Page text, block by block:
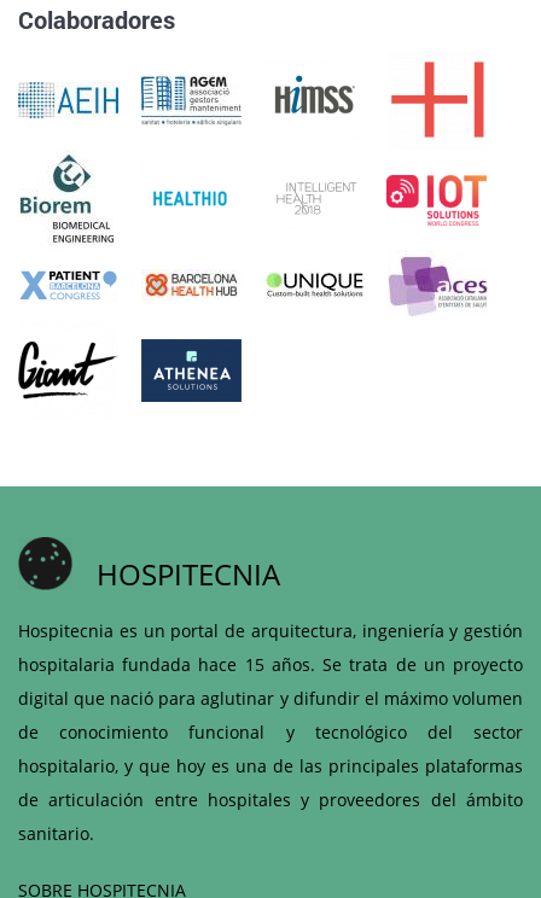
Colaboradores
HOSPITECNIA
Hospitecnia es un portal de arquitectura, ingeniería y gestión
hospitalaria fundada hace 15 años. Se trata de un proyecto
digital que nació para aglutinar y difundir el máximo volumen
de conocimiento funcional y tecnológico del sector
hospitalario, y que hoy es una de las principales plataformas
de articulación entre hospitales y proveedores del ámbito
sanitario.
SOBRE HOSPITECNIA